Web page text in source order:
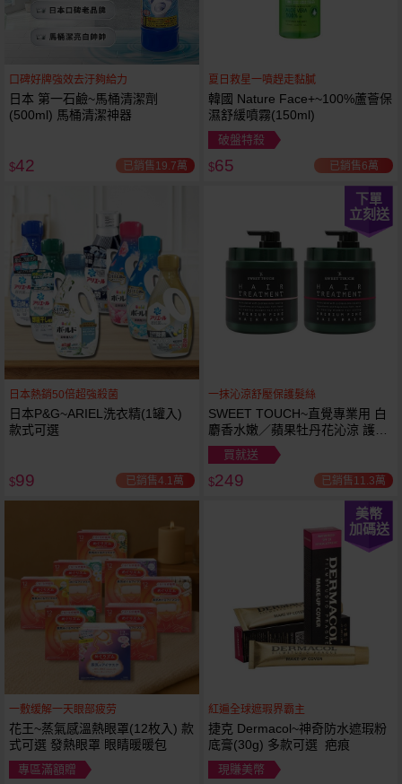
口碑好牌強效去汙夠給力
日本 第一石鹼~馬桶清潔劑
(500ml) 馬桶清潔神器
$42 已銷售19.7萬
夏日救星一噴趕走黏膩
韓國 Nature Face+~100%蘆薈保
濕舒緩噴霧(150ml)
破盤特殺
$65 已銷售6萬
日本熱銷50倍超強殺菌
日本P&G~ARIEL洗衣精(1罐入)
款式可選
$99 已銷售4.1萬
下單
立刻送
一抹沁涼舒壓保護髮絲
SWEET TOUCH~直覺專業用 白
麝香水嫩／蘋果牡丹花沁涼 護髮
膜(1000ml) 款式可選 全新包裝
買就送
$249 已銷售11.3萬
一敷缓解一天眼部疲劳
花王~蒸氣感溫熱眼罩(12枚入) 款
式可選 發熱眼罩 眼睛暖暖包
專區滿額贈
美幣
加碼送
紅遍全球遮瑕界霸主
捷克 Dermacol~神奇防水遮瑕粉
底膏(30g) 多款可選 疤痕
現賺美幣